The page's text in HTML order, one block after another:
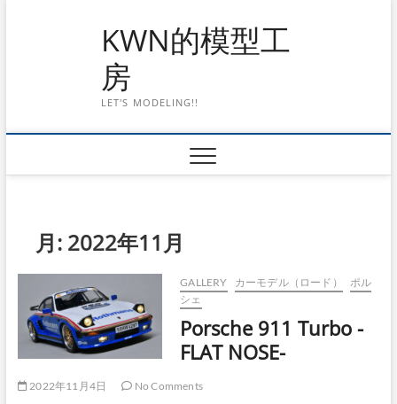
KWN的模型工
房
LET'S MODELING!!
月: 2022年11月
GALLERY カーモデル（ロード）
ポル
シェ
Porsche 911 Turbo -
FLAT NOSE-
2022年11月4日
No Comments